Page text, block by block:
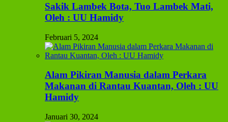
Sakik Lambek Bota, Tuo Lambek Mati,
Oleh : UU Hamidy
Februari 5, 2024
Alam Pikiran Manusia dalam Perkara
Makanan di Rantau Kuantan, Oleh : UU
Hamidy
Januari 30, 2024